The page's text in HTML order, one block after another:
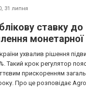
31 липня
ставку до
монетарної
ухвалив рішення
Такий крок регулятор
прискоренням
Про це розповідає